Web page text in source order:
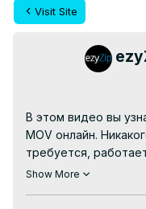
Visit Site
В этом видео вы
MOV онлайн.
требуется,
Перейдите по ссылке:
Show More